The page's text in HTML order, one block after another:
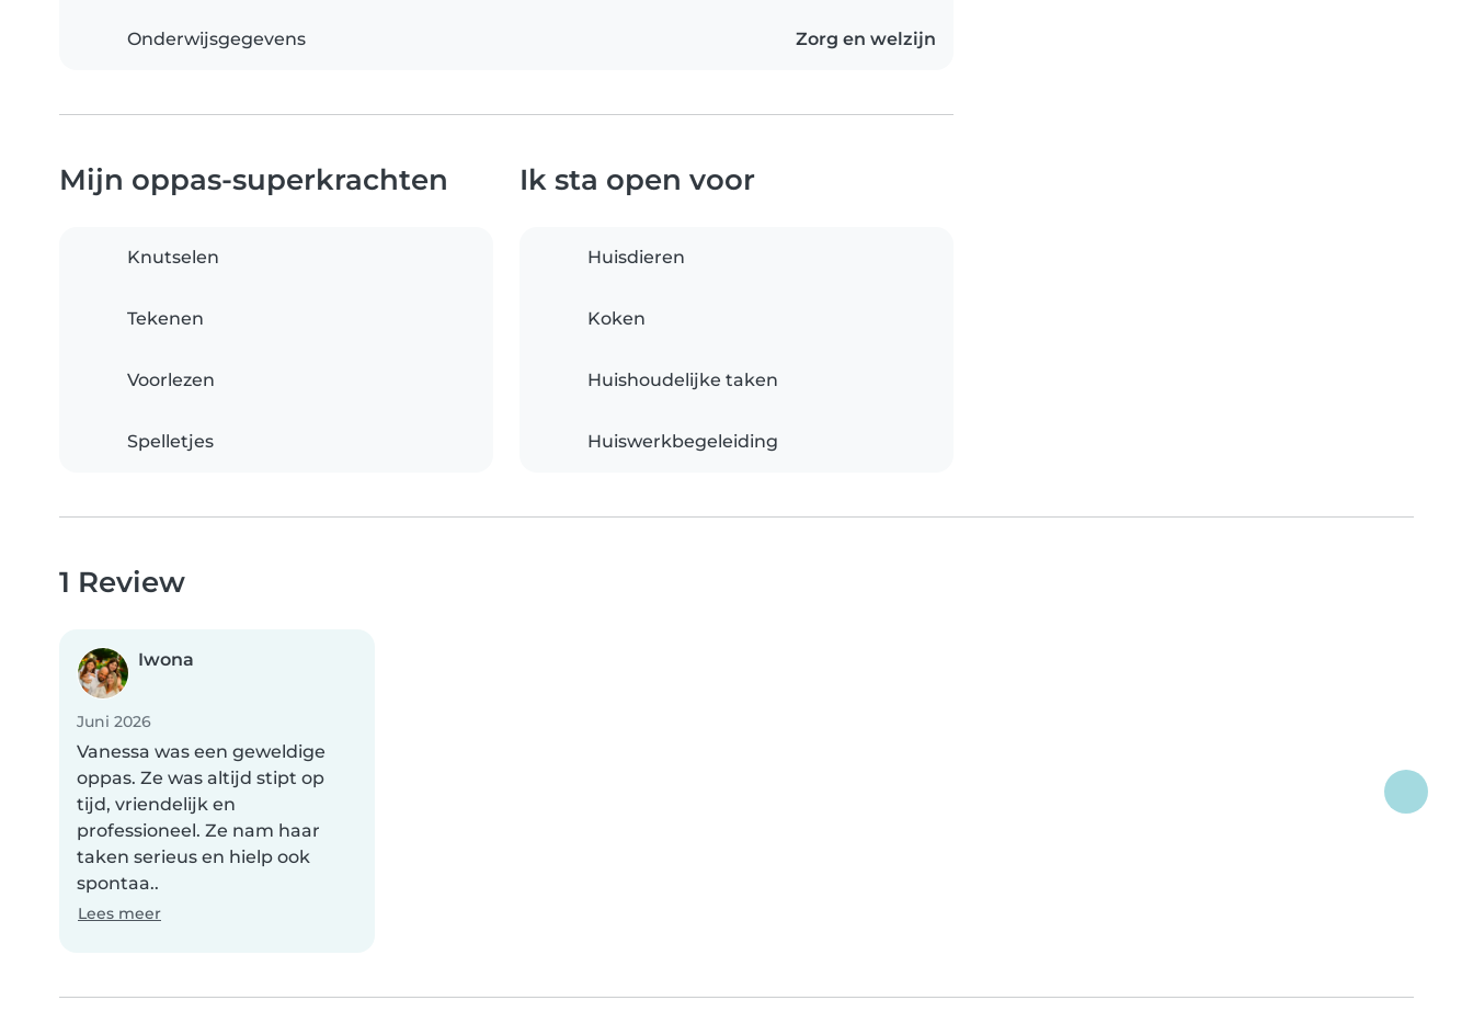
Onderwijsgegevens Zorg en welzijn
Mijn oppas-superkrachten
Knutselen
Tekenen
Voorlezen
Spelletjes
Ik sta open voor
Huisdieren
Koken
Huishoudelijke taken
Huiswerkbegeleiding
1 Review
Iwona
Juni 2026
Vanessa was een geweldige
oppas. Ze was altijd stipt op
tijd, vriendelijk en
professioneel. Ze nam haar
taken serieus en hielp ook
spontaa..
Lees meer